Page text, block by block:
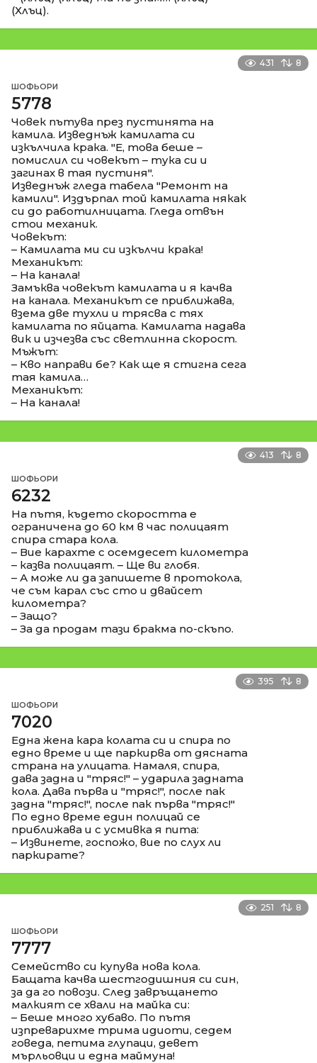
(Хлъц).
431 8
ШОФЬОРИ
5778
Човек пътува през пустинята на
камила. Изведнъж камилата си
изкълчила крака. "Е, това беше –
помислил си човекът – тука си и
загинах в тая пустиня".
Изведнъж гледа табела "Ремонт на
камили". Издърпал той камилата някак
си до работилницата. Гледа отвън
стои механик.
Човекът:
– Камилата ми си изкълчи крака!
Механикът:
– На канала!
Замъква човекът камилата и я качва
на канала. Механикът се приближава,
взема две тухли и трясва с тях
камилата по яйцата. Камилата надава
вик и изчезва със светлинна скорост.
Мъжът:
– Кво направи бе? Как ще я стигна сега
тая камила…
Механикът:
– На канала!
413 8
ШОФЬОРИ
6232
На пътя, където скоростта е
ограничена до 60 км в час полицаят
спира стара кола.
– Вие карахте с осемдесет километра
– казва полицаят. – Ще ви глобя.
– А може ли да запишете в протокола,
че съм карал със сто и двайсет
километра?
– Защо?
– За да продам тази бракма по-скъпо.
395 8
ШОФЬОРИ
7020
Една жена кара колата си и спира по
едно време и ще паркирва от дясната
страна на улицата. Намаля, спира,
дава задна и "тряс!" – ударила задната
кола. Дава първа и "тряс!", после пак
задна "тряс!", после пак първа "тряс!"
По едно време един полицай се
приближава и с усмивка я пита:
– Извинете, госпожо, вие по слух ли
паркирате?
251 8
ШОФЬОРИ
7777
Семейство си купува нова кола.
Бащата качва шестгодишния си син,
за да го повози. След завръщането
малкият се хвали на майка си:
– Беше много хубаво. По пътя
изпреварихме трима идиоти, седем
говеда, петима глупаци, девет
мърльовци и една маймуна!